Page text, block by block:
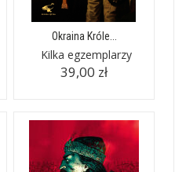
Okraina Króle...
Kilka egzemplarzy
39,00 zł